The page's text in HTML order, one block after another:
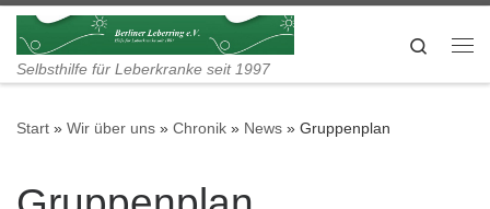
Zum Inhalt springen
Selbsthilfe für Leberkranke seit 1997
Search
Start » Wir über uns » Chronik » News » Gruppenplan